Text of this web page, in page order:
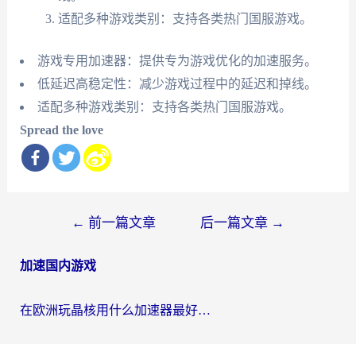
适配多种游戏类别：支持各类热门国服游戏。
游戏专用加速器：提供专为游戏优化的加速服务。
低延迟高稳定性：减少游戏过程中的延迟和掉线。
适配多种游戏类别：支持各类热门国服游戏。
Spread the love
导
← 前一篇文章 后一篇文章 →
加速国内游戏
在欧洲玩晶核用什么加速器最好呢？一个老玩家的真心话